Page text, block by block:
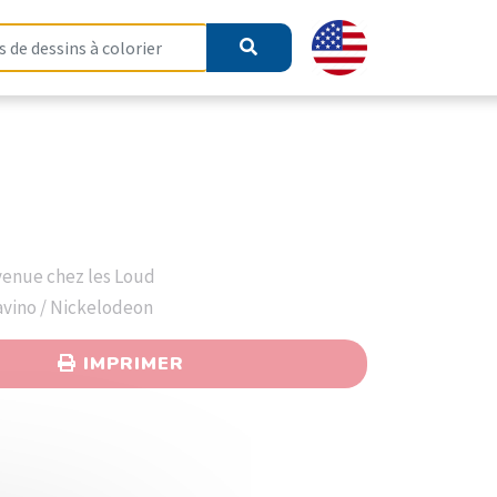
chez les Loud
/ Nickelodeon
IMPRIMER